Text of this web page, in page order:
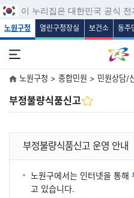
본문
주메뉴
보조메
푸터
이 누리집은 대한민국 공식 전
노원구청 열린구청장실 보건소 동주
노원구청 > 종합민원 > 민원상담/
부정불량식품신고
부정불량식품신고 운영 안내
노원구에서는 인터넷을 통해
고 있습니다.